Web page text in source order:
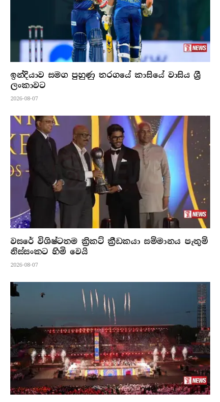
ඉන්දියාව සමග පුහුණු තරගයේ කාසියේ වාසිය ශ්‍රී
ලංකාවට
2026-08-07
වසරේ විශිෂ්ටතම ක්‍රිකට් ක්‍රීඩකයා සම්මානය පැතුම්
නිස්සංකට හිමි වෙයි
2026-08-07